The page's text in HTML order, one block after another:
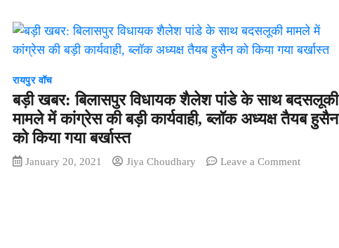
रायपुर वॉच
बड़ी खबर: बिलासपुर विधायक शैलेश पांडे के साथ बदसलूकी
मामले में कांग्रेस की बड़ी कार्यवाही, ब्लॉक अध्यक्ष तैयब हुसैन
को किया गया बर्खास्त
January 20, 2021 Jiya Choudhary Leave a Commenton